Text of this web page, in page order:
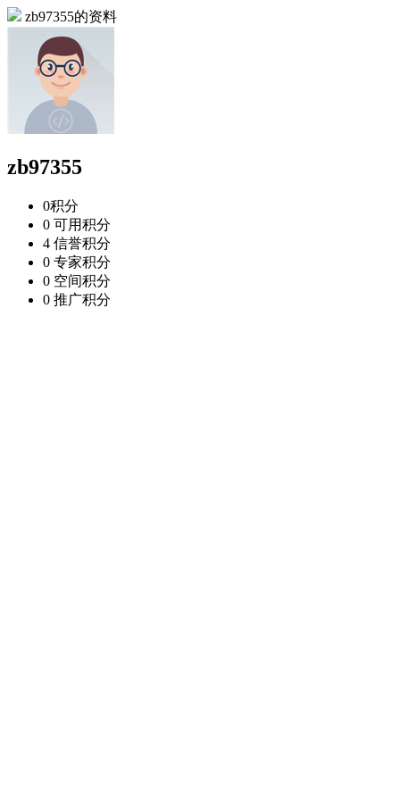
zb97355的资料
zb97355
0积分
0 可用积分
4 信誉积分
0 专家积分
0 空间积分
0 推广积分